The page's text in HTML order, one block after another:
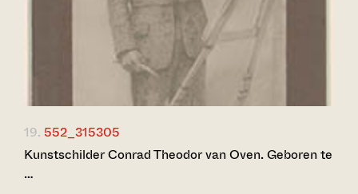
19. 552_315305
Kunstschilder Conrad Theodor van Oven. Geboren te
…